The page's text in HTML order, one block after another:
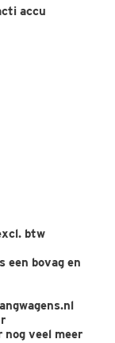
accu
btw
een bovag en
nog veel meer